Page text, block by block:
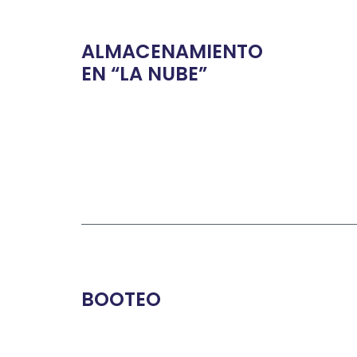
ALMACENAMIENTO
EN “LA NUBE”
BOOTEO